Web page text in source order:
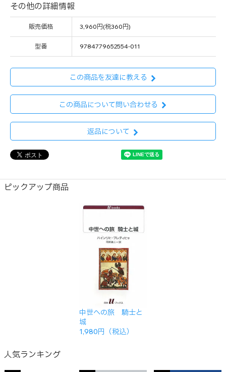
その他の詳細情報
販売価格 3,960円(税360円)
型番 9784779652554-011
この商品を友達に教える
この商品について問い合わせる
返品について
ピックアップ商品
中世への旅 騎士と
城
1,980円（税込）
人気ランキング